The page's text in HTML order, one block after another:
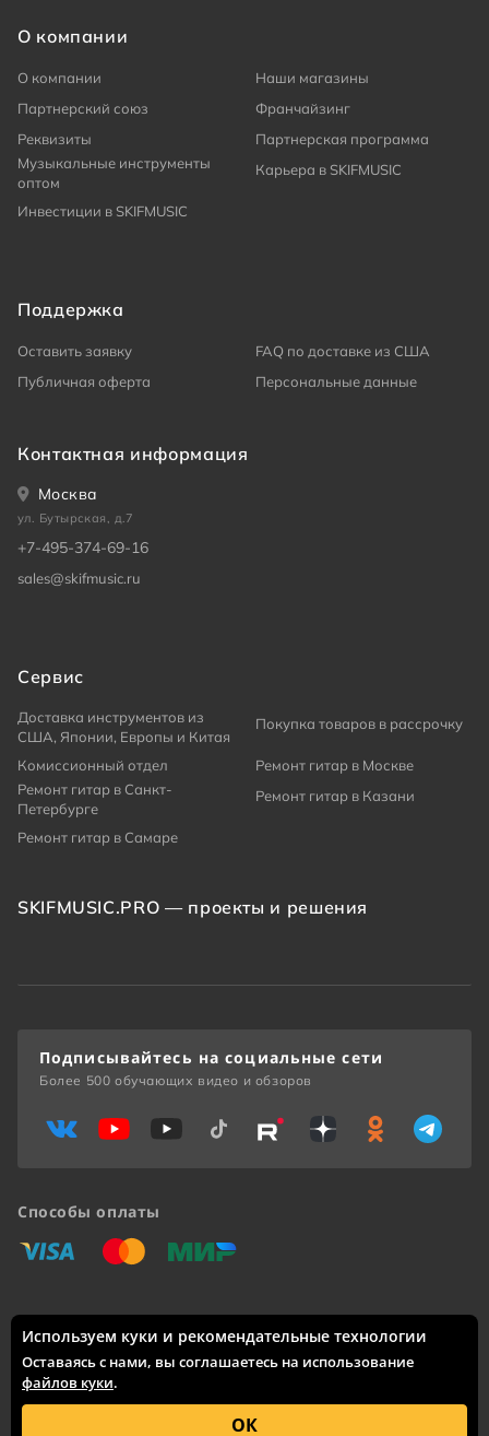
О компании
О компании
Наши магазины
Партнерский союз
Франчайзинг
Реквизиты
Партнерская программа
Музыкальные инструменты
оптом
Карьера в SKIFMUSIC
Инвестиции в SKIFMUSIC
Поддержка
Оставить заявку
FAQ по доставке из США
Публичная оферта
Персональные данные
Контактная информация
Москва
ул. Бутырская, д.7
+7-495-374-69-16
sales@skifmusic.ru
Сервис
Доставка инструментов из
США, Японии, Европы и Китая
Покупка товаров в рассрочку
Комиссионный отдел
Ремонт гитар в Москве
Ремонт гитар в Санкт-
Петербурге
Ремонт гитар в Казани
Ремонт гитар в Самаре
SKIFMUSIC.PRO — проекты и решения
© 2005 – 2026 Каталог интернет-сайта
Доставка по России: Москва, Санкт-Петербург, Новосибирск,
Екатеринбург, Казань, Нижний Новгород, Челябинск,
Красноярск, Самара, Уфа, Ростов-на-Дону, Омск, Краснодар,
Воронеж, Волгоград, Пермь и другие города.
Способы оплаты
«Виза» «Мастеркард»
«Мир»
Подписывайтесь на социальные сети
Более 500 обучающих видео и обзоров
Используем куки и рекомендательные технологии
Оставаясь с нами, вы соглашаетесь на использование
файлов куки.
ОК